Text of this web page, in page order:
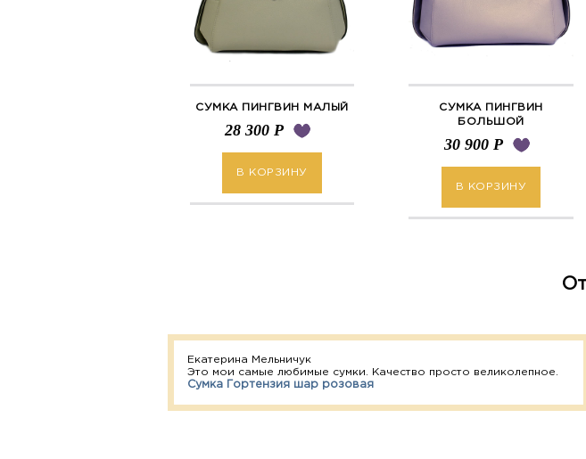
СУМКА ПИНГВИН МАЛЫЙ
28 300 Р
В КОРЗИНУ
СУМКА ПИНГВИН
БОЛЬШОЙ
30 900 Р
В КОРЗИНУ
Екатерина Мельничук
Это мои самые любимые сумки. Качество просто великолепное.
Сумка Гортензия шар розовая